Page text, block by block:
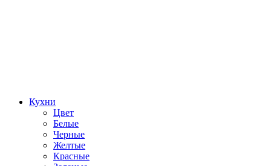
Кухни
Цвет
Белые
Черные
Желтые
Красные